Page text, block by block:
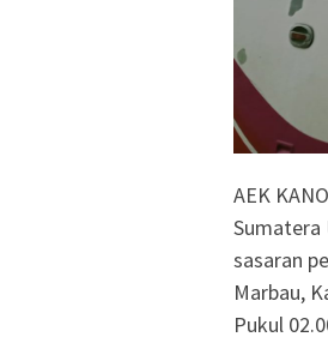
AEK
Sumatera
sasaran
Marbau,
Pukul